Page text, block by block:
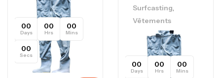
00
Days
00
Hrs
00
Mins
00
Secs
Surfcasting,
Vêtements
00
Days
00
Hrs
00
Mins